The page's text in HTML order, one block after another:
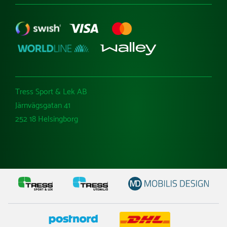
Tress Sport & Lek AB
Järnvägsgatan 41
252 18 Helsingborg